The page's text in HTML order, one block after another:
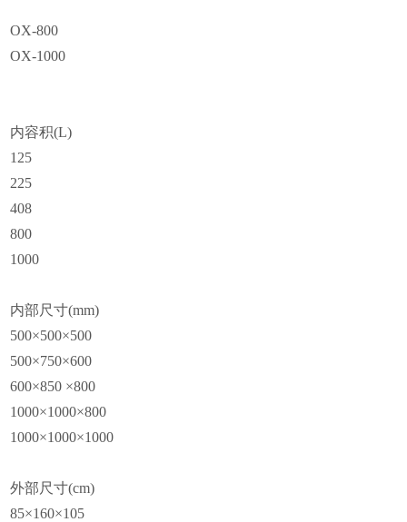
OX-800
OX-1000
内容积(L)
125
225
408
800
1000
内部尺寸(mm)
500×500×500
500×750×600
600×850 ×800
1000×1000×800
1000×1000×1000
外部尺寸(cm)
85×160×105